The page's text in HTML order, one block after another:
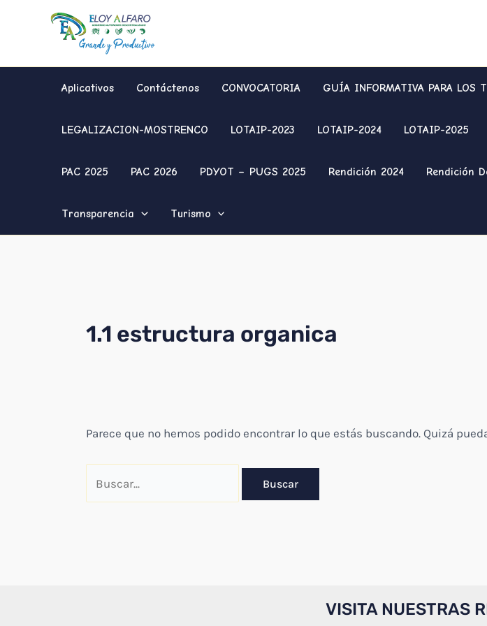
Aplicativos Contáctenos CONVOCATORIA GUÍA INFORMATIVA PARA LOS
LEGALIZACION-MOSTRENCO LOTAIP-2023 LOTAIP-2024 LOTAIP-2025
PAC 2025 PAC 2026 PDYOT – PUGS 2025 Rendición 2024 Rendición
Transparencia Turismo
1.1 estructura organica
Parece que no hemos podido encontrar lo que estás buscando. Quizá
por:
VISITA NUESTRAS